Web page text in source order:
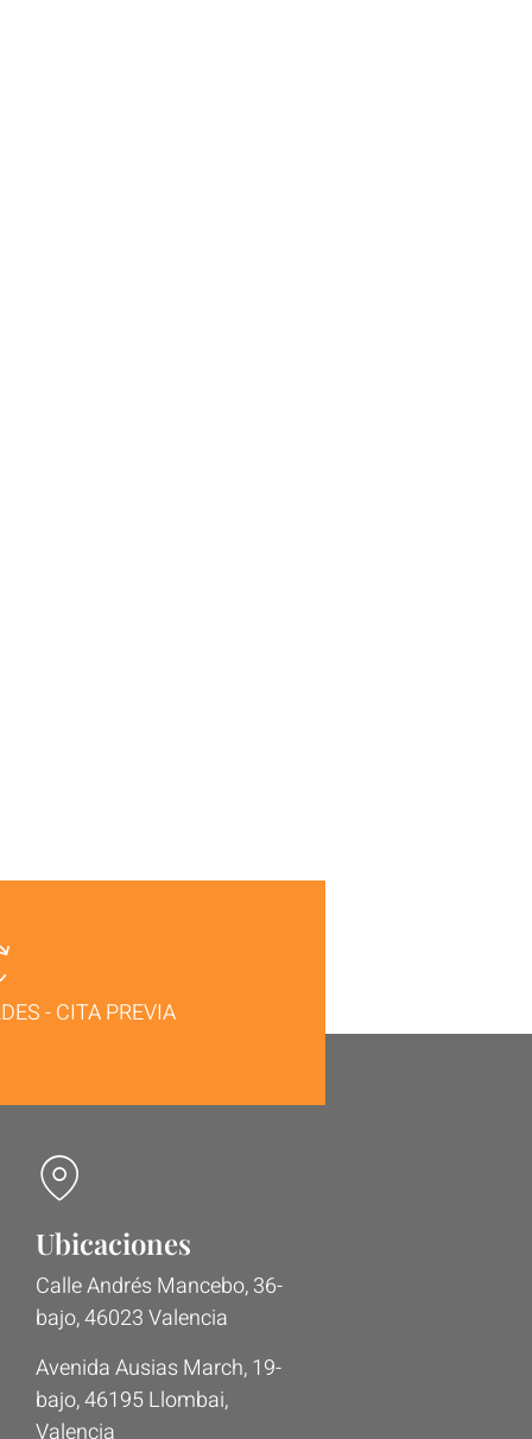
- CITA PREVIA
Ubicaciones
Calle Andrés Mancebo, 36-
bajo, 46023 Valencia
Avenida Ausias March, 19-
bajo, 46195 Llombai,
Valencia